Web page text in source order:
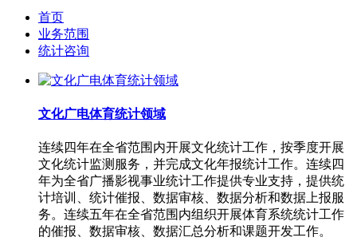
首页
业务范围
统计咨询
文化广电体育统计领域
连续四年在全省范围内开展文化统计工作，按季度开展
文化统计监测服务，并完成文化年报统计工作。连续四
年为全省广播影视事业统计工作提供专业支持，提供统
计培训、统计催报、数据审核、数据分析和数据上报服
务。连续五年在全省范围内组织开展体育系统统计工作
的催报、数据审核、数据汇总分析和课题开发工作。